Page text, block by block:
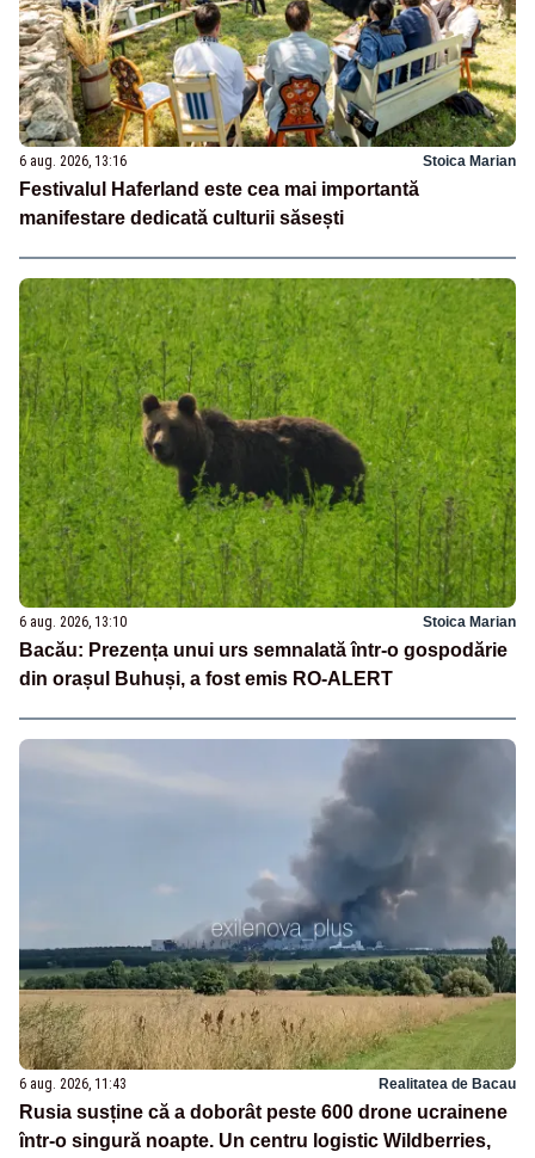
6 aug. 2026, 13:16 Stoica Marian
Festivalul Haferland este cea mai importantă
manifestare dedicată culturii săsești
6 aug. 2026, 13:10 Stoica Marian
Bacău: Prezența unui urs semnalată într-o gospodărie
din orașul Buhuși, a fost emis RO-ALERT
6 aug. 2026, 11:43 Realitatea de Bacau
Rusia susține că a doborât peste 600 drone ucrainene
într-o singură noapte. Un centru logistic Wildberries,